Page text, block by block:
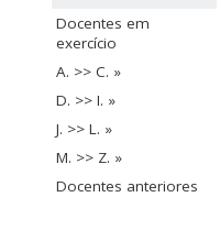
Docentes em
exercício
A. >> C. »
D. >> I. »
J. >> L. »
M. >> Z. »
Docentes anteriores